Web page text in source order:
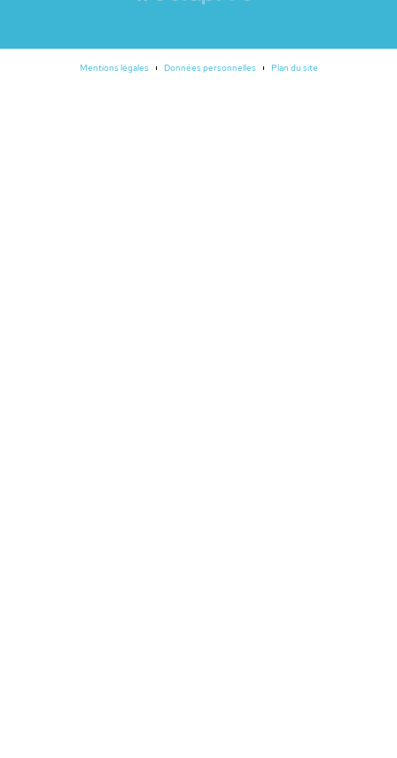
Mentions légales Données personnelles Plan du site